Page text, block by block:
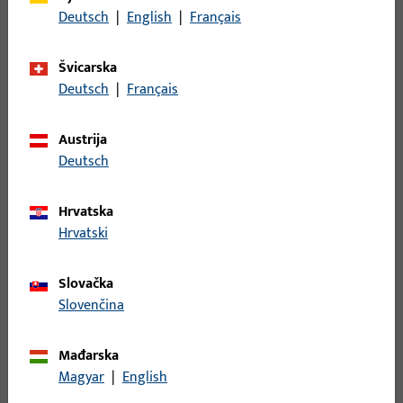
Bruto težina
Jedinica pakiranja
Najmanja jedinica narudžbe
Prijavite se podacima kupca da biste dobili informacije o
Izradi račun
Deutsch | English | Français
Švicarska
Deutsch | Français
Austrija
Deutsch
Hrvatska
Hrvatski
Slovačka
Slovenčina
Mađarska
Magyar | English